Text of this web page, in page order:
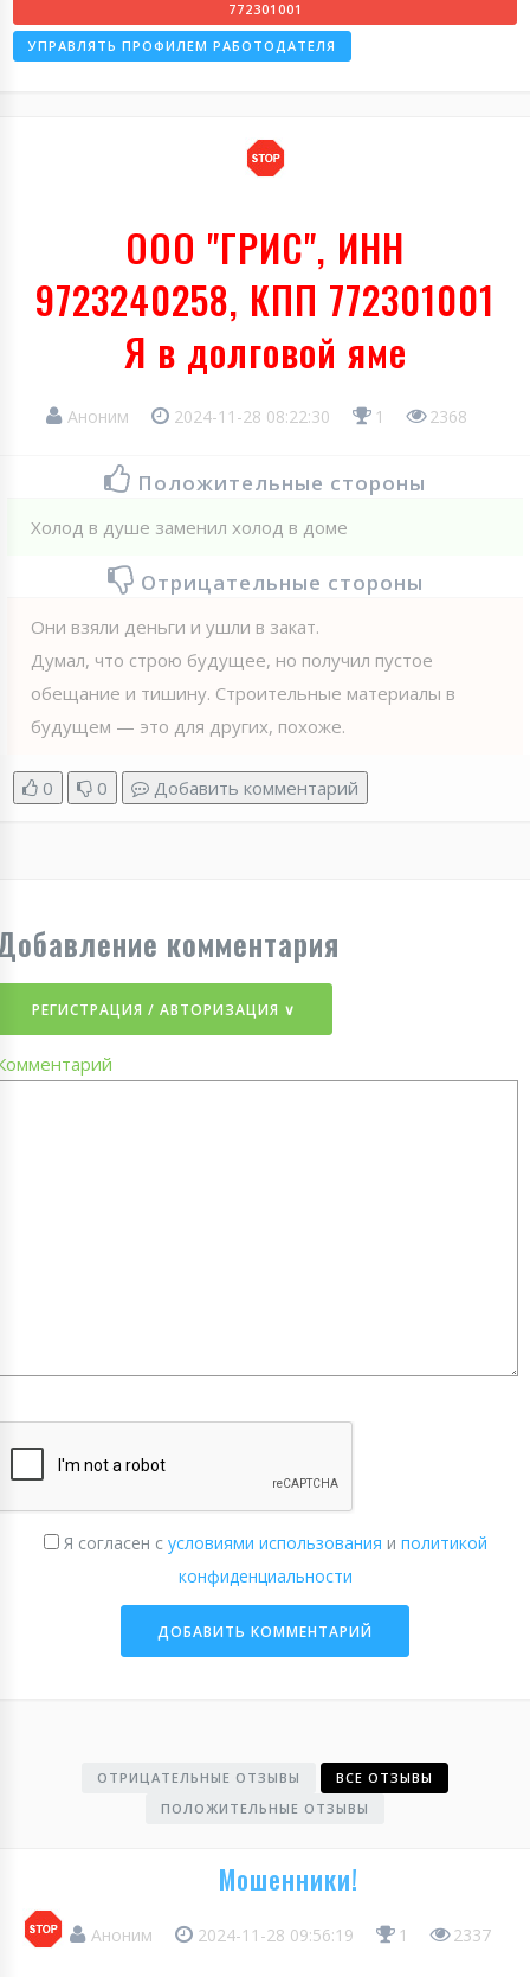
772301001
УПРАВЛЯТЬ ПРОФИЛЕМ РАБОТОДАТЕЛЯ
ООО "ГРИС", ИНН
9723240258, КПП 772301001
Я в долговой яме
Аноним 2024-11-28 08:22:30 1 2368
Положительные стороны
Холод в душе заменил холод в доме
Отрицательные стороны
Они взяли деньги и ушли в закат.
Думал, что строю будущее, но получил пустое
обещание и тишину. Строительные материалы в
будущем — это для других, похоже.
0 0 Добавить комментарий
комментария
РЕГИСТРАЦИЯ / АВТОРИЗАЦИЯ ∨
Я согласен с условиями использования и политикой
конфиденциальности
ОТРИЦАТЕЛЬНЫЕ ОТЗЫВЫ
ВСЕ ОТЗЫВЫ
ПОЛОЖИТЕЛЬНЫЕ ОТЗЫВЫ
Мошенники!
Аноним 2024-11-28 09:56:19 1 2337